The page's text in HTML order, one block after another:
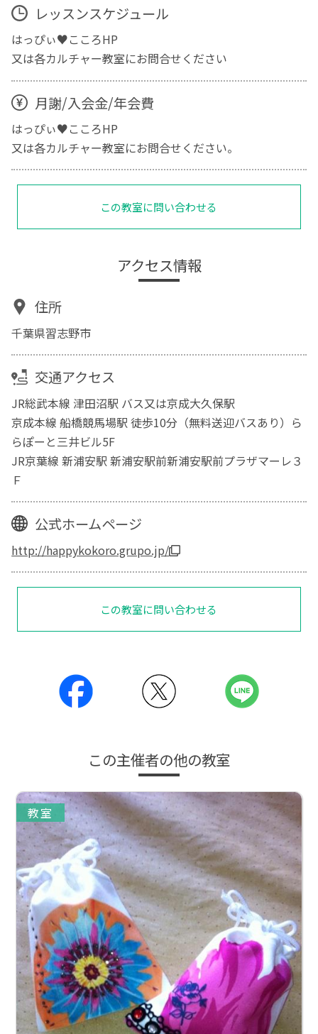
レッスンスケジュール
はっぴぃ♥こころHP
又は各カルチャー教室にお問合せください
月謝/入会金/年会費
はっぴぃ♥こころHP
又は各カルチャー教室にお問合せください。
この教室に問い合わせる
アクセス情報
住所
千葉県習志野市
交通アクセス
JR総武本線 津田沼駅 バス又は京成大久保駅
京成本線 船橋競馬場駅 徒歩10分（無料送迎バスあり）ら
らぽーと三井ビル5F
JR京葉線 新浦安駅 新浦安駅前新浦安駅前プラザマーレ３
Ｆ
公式ホームページ
http://happykokoro.grupo.jp/
この教室に問い合わせる
この主催者の他の教室
教室